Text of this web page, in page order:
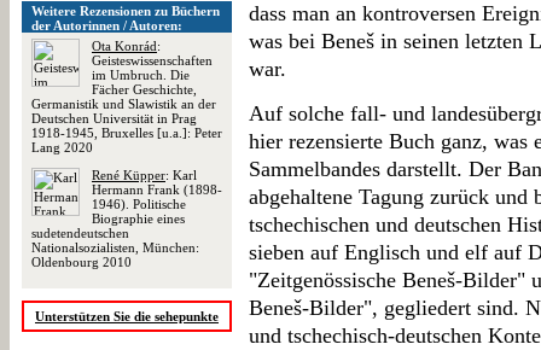
Weitere Rezensionen zu Büchern
der Autorinnen / Autoren:
Ota Konrád:
Geisteswissenschaften
im Umbruch. Die
Fächer Geschichte,
Germanistik und Slawistik an der
Deutschen Universität in Prag
1918-1945, Bruxelles [u.a.]: Peter
Lang 2020
René Küpper: Karl
Hermann Frank (1898-
1946). Politische
Biographie eines
sudetendeutschen
Nationalsozialisten, München:
Oldenbourg 2010
Unterstützen Sie die sehepunkte
dass man an kontroversen
was bei Beneš in seinen letzten
war.
Auf solche fall- und
hier rezensierte Buch ganz, was
Sammelbandes darstellt. Der
abgehaltene Tagung zurück und
tschechischen und deutschen
sieben auf Englisch und elf auf
"Zeitgenössische Beneš-Bilder"
Beneš-Bilder", gegliedert sind.
und tschechisch-deutschen